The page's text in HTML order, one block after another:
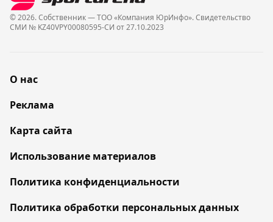
© 2026. Собственник — ТОО «Компания ЮрИнфо». Cвидетельство
СМИ № KZ40VPY00080595-СИ от 27.10.2023
О нас
Реклама
Карта сайта
Использование материалов
Политика конфиденциальности
Политика обработки персональных данных